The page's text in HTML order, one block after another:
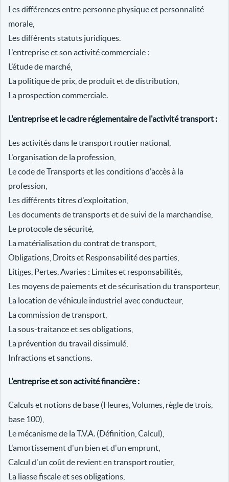
Les différences entre personne physique et personnalité
morale,
Les différents statuts juridiques.
L'entreprise et son activité commerciale :
L’étude de marché,
La politique de prix, de produit et de distribution,
La prospection commerciale.
L'entreprise et le cadre réglementaire de l'activité transport :
Les activités dans le transport routier national,
L'organisation de la profession,
Le code de Transports et les conditions d'accès à la
profession,
Les différents titres d'exploitation,
Les documents de transports et de suivi de la marchandise,
Le protocole de sécurité,
La matérialisation du contrat de transport,
Obligations, Droits et Responsabilité des parties,
Litiges, Pertes, Avaries : Limites et responsabilités,
Les moyens de paiements et de sécurisation du transporteur,
La location de véhicule industriel avec conducteur,
La commission de transport,
La sous-traitance et ses obligations,
La prévention du travail dissimulé,
Infractions et sanctions.
L'entreprise et son activité financière :
Calculs et notions de base (Heures, Volumes, règle de trois,
base 100),
Le mécanisme de la T.V.A. (Définition, Calcul),
L'amortissement d'un bien et d'un emprunt,
Calcul d'un coût de revient en transport routier,
La liasse fiscale et ses obligations,